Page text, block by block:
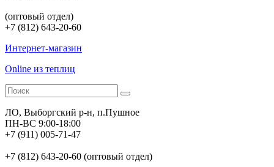
(оптовый отдел)
+7 (812) 643-20-60
Интернет-магазин
Online из теплиц
ЛО, Выборгский р-н, п.Пушное
ПН-ВС 9:00-18:00
+7 (911) 005-71-47
+7 (812) 643-20-60 (оптовый отдел)